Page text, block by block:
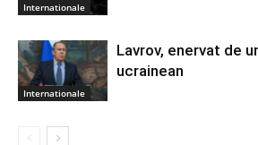
Internationale
Internationale
Lavrov, enervat de
ucrainean